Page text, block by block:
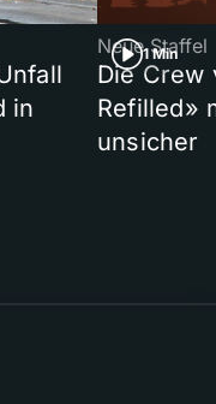
in
1 Min
Neue Staffel
Die Crew
Refilled»
unsicher